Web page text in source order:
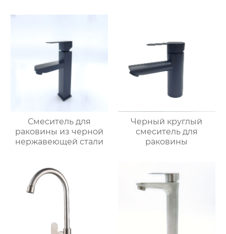
Смеситель для
раковины из черной
нержавеющей стали
Черный круглый
смеситель для
раковины